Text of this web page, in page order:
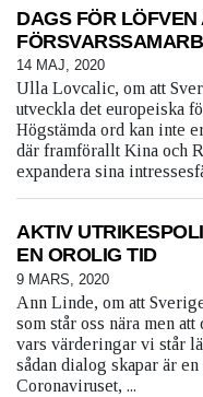
DAGS FÖR
14 MAJ, 2020
Ulla Lovcalic, om att
utveckla det europeiska
Högstämda ord kan inte
där framförallt Kina och
expandera sina
AKTIV
EN OROLIG TID
9 MARS, 2020
Ann Linde, om att
som står oss nära men
vars värderingar vi står
sådan dialog skapar är
Coronaviruset, ...